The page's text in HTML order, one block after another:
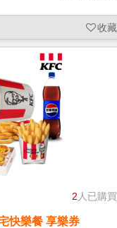
收藏
2 人已購買
快樂餐 享樂券